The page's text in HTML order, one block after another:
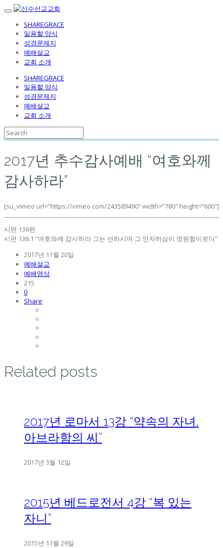
SHAREGRACE
일용할 양식
성경문제지
예배설교
교회 소개
SHAREGRACE
일용할 양식
성경문제지
예배설교
교회 소개
2017년 추수감사예배 “여호와께
감사하라”
[su_vimeo url=”https://vimeo.com/243589490″ width=”780″ height=”600″]
시편 136편
시편 136:1 “여호와께 감사하라 그는 선하시며 그 인자하심이 영원함이로다”
2017년 11월 20일
예배설교
예배영상
215
0
Share
Related posts
2017년 로마서 13강 “약속의 자녀,
아브라함의 씨”
2017년 3월 12일
2015년 베드로전서 4강 “복 있는
자니”
2015년 11월 29일